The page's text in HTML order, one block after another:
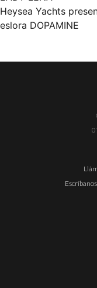
de
Heysea Yachts
eslora DOPAMINE